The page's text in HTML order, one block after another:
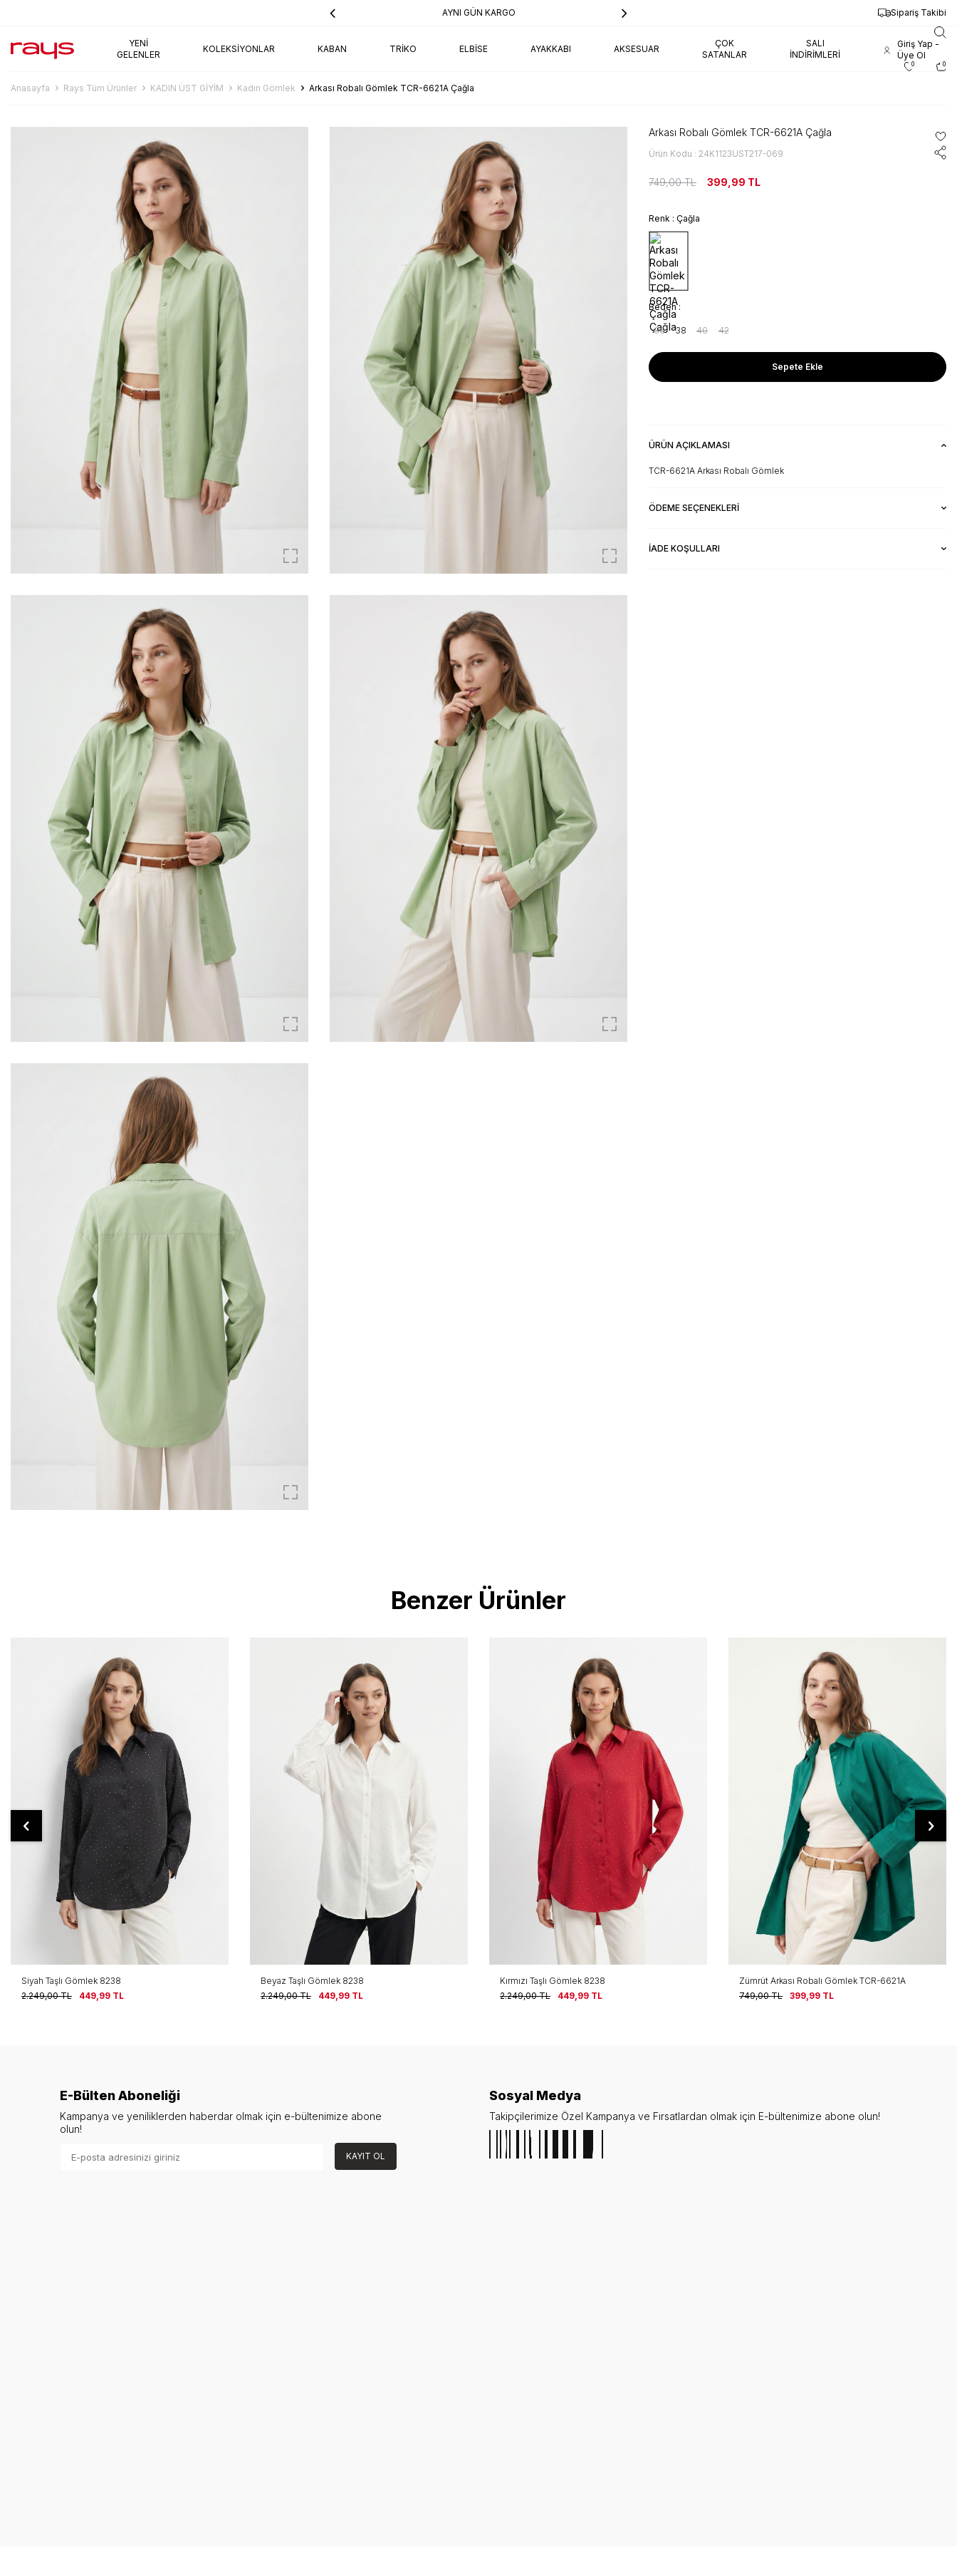
AYNI GÜN KARGO Sipariş Takibi
YENI
GELENLER
KOLEKSIYONLAR KABAN TRIKO ELBISE AYAKKABI AKSESUAR
ÇOK
SATANLAR
SALI
İNDIRIMLERI
Giriş Yap -
Üye Ol
0 0
Anasayfa Rays Tüm Ürünler KADIN ÜST GİYİM Kadın Gömlek Arkası Robalı Gömlek TCR-6621A Çağla
Arkası Robalı Gömlek TCR-6621A Çağla
Ürün Kodu : 24K1123UST217-069
749,00TL 399,99 TL
Renk : Çağla
Beden :
36 38 40 42
Sepete Ekle
ÜRÜN AÇIKLAMASI
TCR-6621A Arkası Robalı Gömlek
ÖDEME SEÇENEKLERI
İADE KOŞULLARI
Benzer Ürünler
Siyah Taşlı Gömlek 8238
2.249,00TL 449,99 TL
Beyaz Taşlı Gömlek 8238
2.249,00TL 449,99 TL
Kırmızı Taşlı Gömlek 8238
2.249,00TL 449,99 TL
Zümrüt Arkası Robalı Gömlek TCR-6621A
749,00TL 399,99 TL
E-Bülten Aboneliği
Kampanya ve yeniliklerden haberdar olmak için e-bültenimize abone
olun!
KAYIT OL
Sosyal Medya
Takipçilerimize Özel Kampanya ve Fırsatlardan olmak için E-bültenimize abone olun!